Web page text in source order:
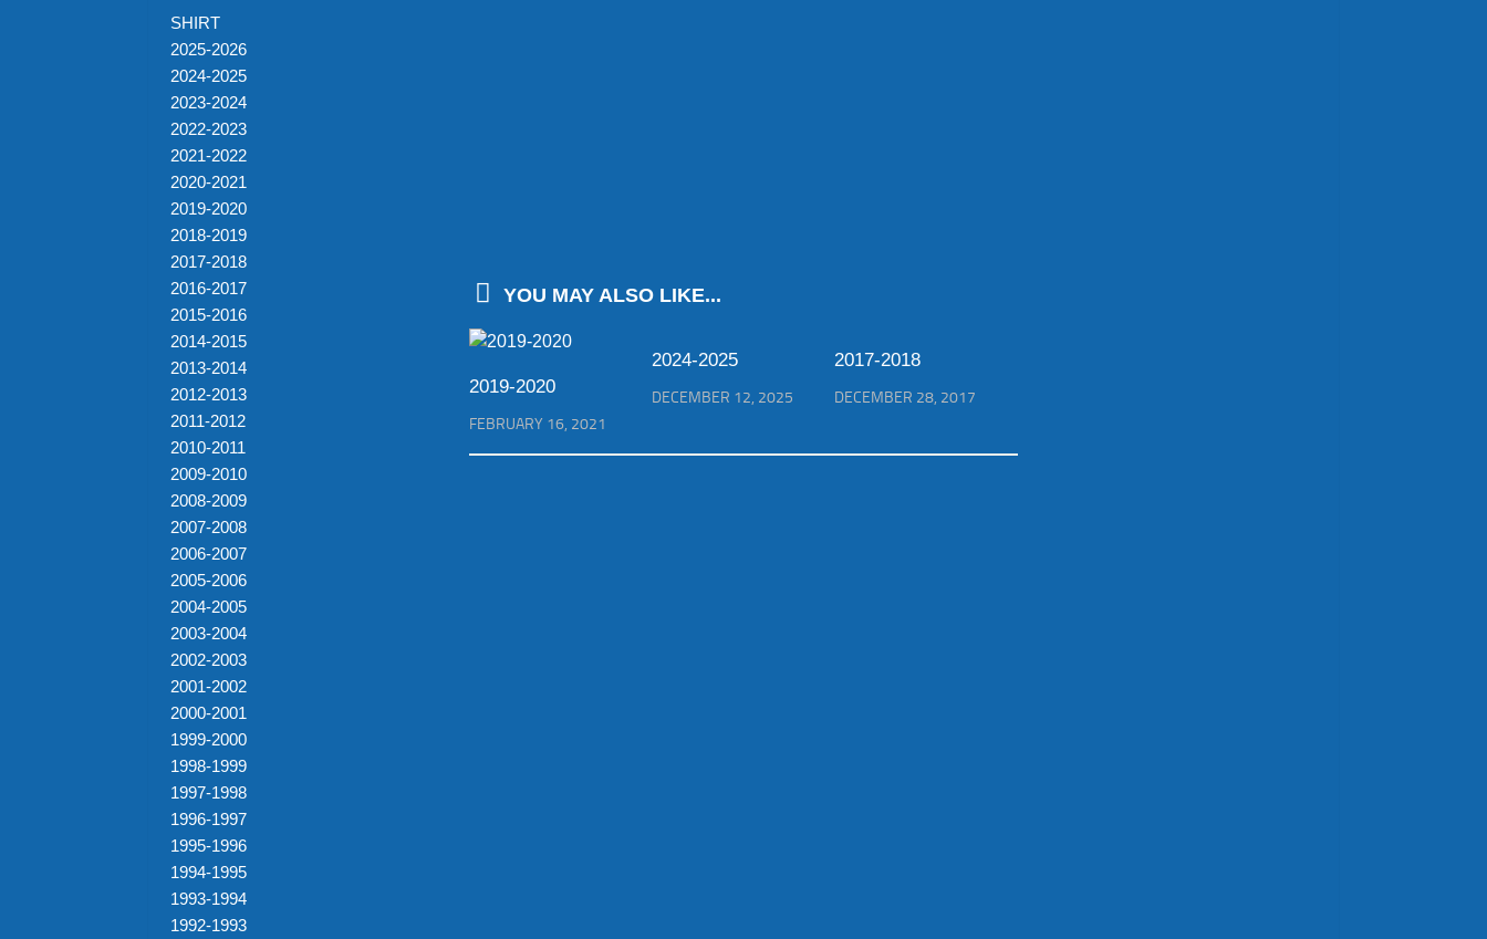
YOU MAY ALSO LIKE...
2019-2020
FEBRUARY 16, 2021
2024-2025
DECEMBER 12, 2025
2017-2018
DECEMBER 28, 2017
SHIRT
2025-2026
2024-2025
2023-2024
2022-2023
2021-2022
2020-2021
2019-2020
2018-2019
2017-2018
2016-2017
2015-2016
2014-2015
2013-2014
2012-2013
2011-2012
2010-2011
2009-2010
2008-2009
2007-2008
2006-2007
2005-2006
2004-2005
2003-2004
2002-2003
2001-2002
2000-2001
1999-2000
1998-1999
1997-1998
1996-1997
1995-1996
1994-1995
1993-1994
1992-1993